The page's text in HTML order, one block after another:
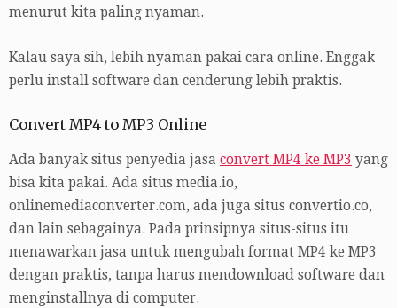
menurut kita paling nyaman.
Kalau saya sih, lebih nyaman pakai cara online. Enggak
perlu install software dan cenderung lebih praktis.
Convert MP4 to MP3 Online
Ada banyak situs penyedia jasa convert MP4 ke MP3 yang
bisa kita pakai. Ada situs media.io,
onlinemediaconverter.com, ada juga situs convertio.co,
dan lain sebagainya. Pada prinsipnya situs-situs itu
menawarkan jasa untuk mengubah format MP4 ke MP3
dengan praktis, tanpa harus mendownload software dan
menginstallnya di computer.